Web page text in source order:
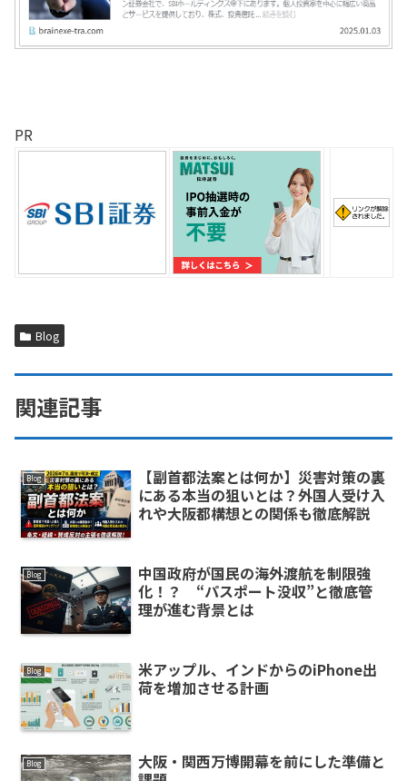
PR
Blog
関連記事
Blog
【副首都法案とは何か】災害対策の裏
にある本当の狙いとは？外国人受け入
れや大阪都構想との関係も徹底解説
Blog
中国政府が国民の海外渡航を制限強
化！？ “パスポート没収”と徹底管
理が進む背景とは
Blog
米アップル、インドからのiPhone出
荷を増加させる計画
Blog
大阪・関西万博開幕を前にした準備と